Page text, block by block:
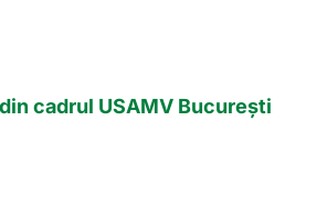
cadrul USAMV București